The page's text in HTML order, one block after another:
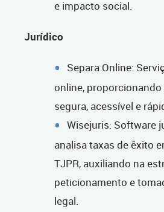
e impacto social.
Jurídico
Separa Online:
online, proporcionando
segura, acessível e
Wisejuris: Software
analisa taxas de êxito
TJPR, auxiliando na
peticionamento e
legal.